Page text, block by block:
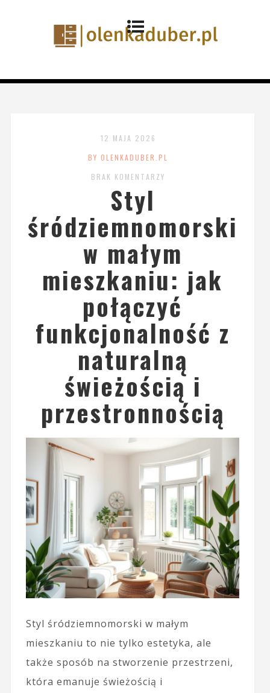
12 MAJA 2026
BY OLENKADUBER.PL
BRAK KOMENTARZY
Styl
śródziemnomorski
w małym
mieszkaniu: jak
połączyć
funkcjonalność z
naturalną
świeżością i
przestronnością
Styl śródziemnomorski w małym
mieszkaniu to nie tylko estetyka, ale
także sposób na stworzenie przestrzeni,
która emanuje świeżością i